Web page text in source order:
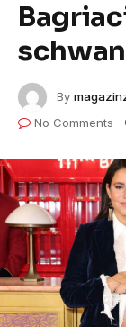
By
No Comments